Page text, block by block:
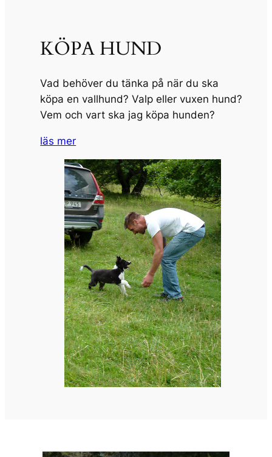
KÖPA HUND
Vad behöver du tänka på när du ska
köpa en vallhund? Valp eller vuxen hund?
Vem och vart ska jag köpa hunden?
läs mer